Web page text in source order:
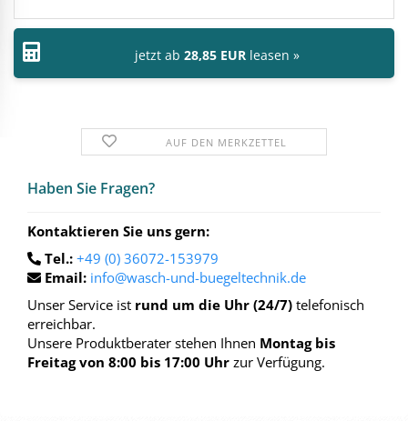
jetzt ab 28,85 EUR leasen »
AUF DEN MERKZETTEL
Haben Sie Fra­gen?
Kontaktieren Sie uns gern:
Tel.: +49 (0) 36072-153979
Email: info@wasch-und-buegeltechnik.de
Unser Service ist rund um die Uhr (24/7) telefonisch
erreichbar.
Unsere Produktberater stehen Ihnen Montag bis
Freitag von 8:00 bis 17:00 Uhr zur Verfügung.